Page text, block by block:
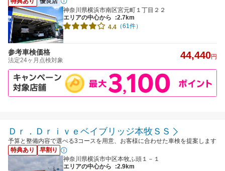
神奈川県横浜市南区宮元町１丁目２２
エリアの中心から
:2.7km
4.4 （61件）
参考車検価格
法定24ヶ月点検対象 44,440円
Ｄｒ．Ｄｒｉｖｅベイブリッジ本牧ＳＳ
予算と整備内容で選べる3コースを用意、お客様に合わせた車検を提案します
特典あり
早割り
神奈川県横浜市中区本牧ふ頭１－１
エリアの中心から
:2.9km